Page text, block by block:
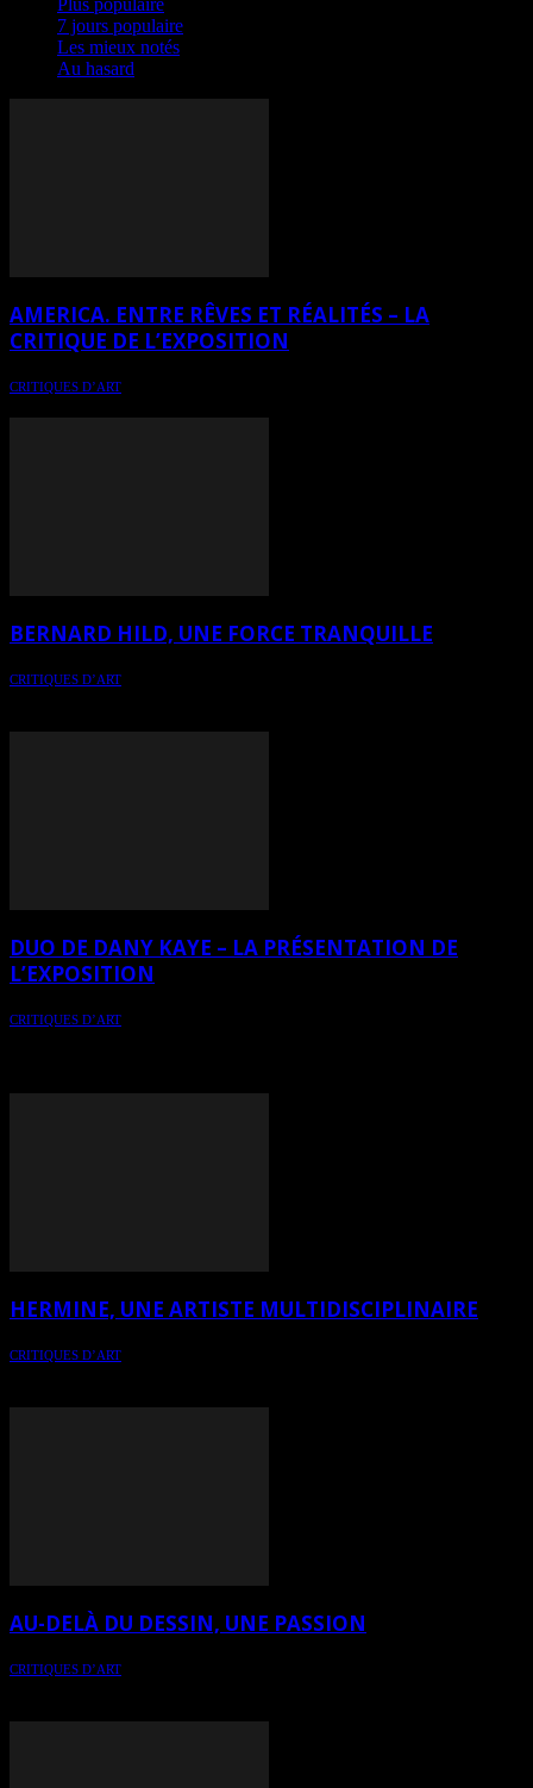
7 jours populaire
Les mieux notés
Au hasard
AMERICA. ENTRE RÊVES ET RÉALITÉS – LA
CRITIQUE DE L’EXPOSITION
CRITIQUES D’ART
BERNARD HILD, UNE FORCE TRANQUILLE
CRITIQUES D’ART
DUO DE DANY KAYE – LA PRÉSENTATION DE
L’EXPOSITION
CRITIQUES D’ART
HERMINE, UNE ARTISTE MULTIDISCIPLINAIRE
CRITIQUES D’ART
AU-DELÀ DU DESSIN, UNE PASSION
CRITIQUES D’ART